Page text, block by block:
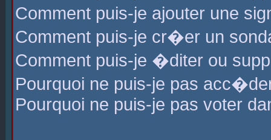
Comment puis-je ajouter une
Comment puis-je cr�er un
Comment puis-je �diter ou
Pourquoi ne puis-je pas
Pourquoi ne puis-je pas voter